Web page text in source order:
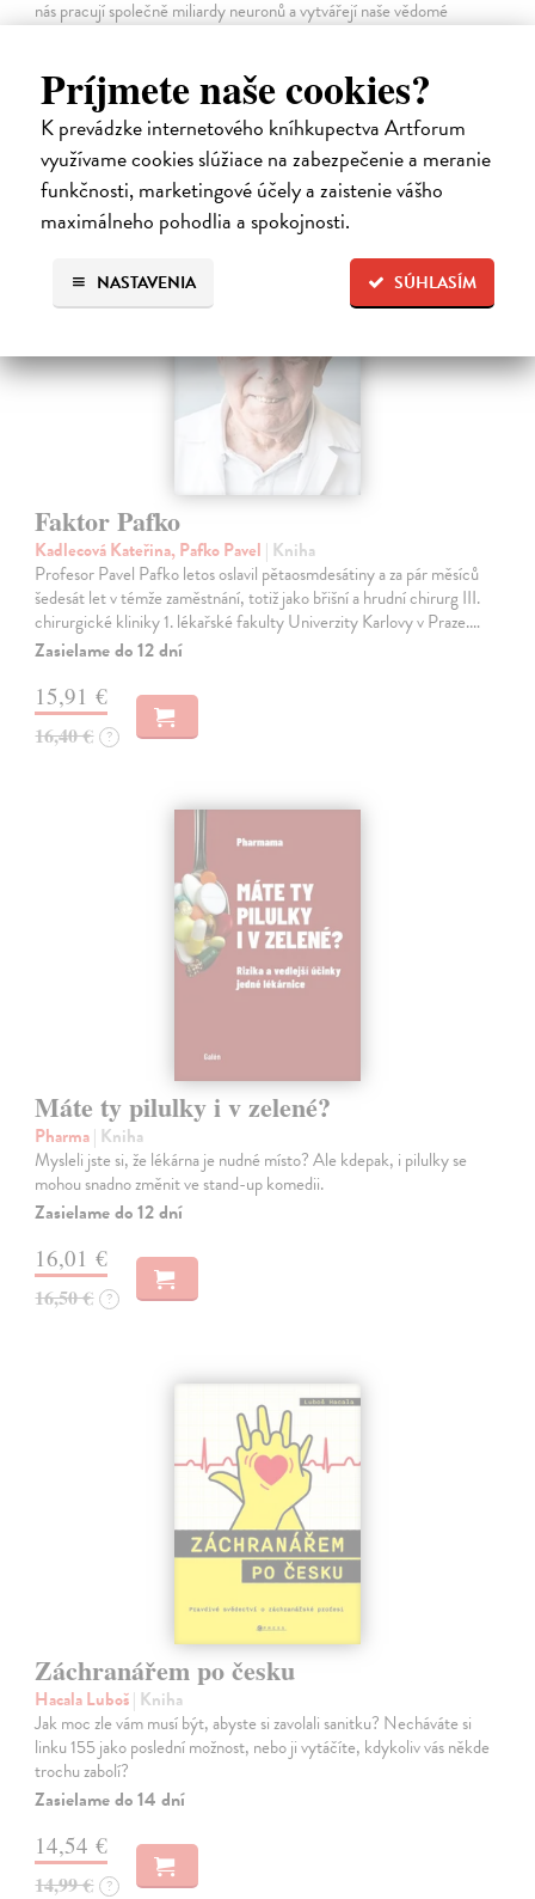
Príjmete naše cookies?
K prevádzke internetového kníhkupectva Artforum
využívame cookies slúžiace na zabezpečenie a meranie
funkčnosti, marketingové účely a zaistenie vášho
maximálneho pohodlia a spokojnosti.
SÚHLASÍM
NASTAVENIA
nás pracují společně miliardy neuronů a vytvářejí naše vědomé
21,47 €
22,60 €
Faktor Pafko
Kadlecová Kateřina, Pafko Pavel | Kniha
Profesor Pavel Pafko letos oslavil pětaosmdesátiny a za pár měsíců
šedesát let v témže zaměstnání, totiž jako břišní a hrudní chirurg III.
chirurgické kliniky 1. lékařské fakulty Univerzity Karlovy v Praze.…
Zasielame do 12 dní
15,91 €
16,40 € ?
Máte ty pilulky i v zelené?
Pharma| Kniha
Mysleli jste si, že lékárna je nudné místo? Ale kdepak, i pilulky se
mohou snadno změnit ve stand-up komedii.
Zasielame do 12 dní
16,01 €
16,50 € ?
Záchranářem po česku
Hacala Luboš| Kniha
Jak moc zle vám musí být, abyste si zavolali sanitku? Necháváte si
linku 155 jako poslední možnost, nebo ji vytáčíte, kdykoliv vás někde
trochu zabolí?
Zasielame do 14 dní
14,54 €
14,99 € ?